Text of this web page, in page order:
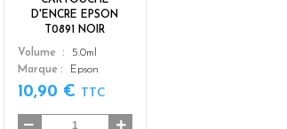
D'ENCRE EPSON
T0891 NOIR
Color
Volume
5.0ml
Marque
Epson
10,90 € TTC